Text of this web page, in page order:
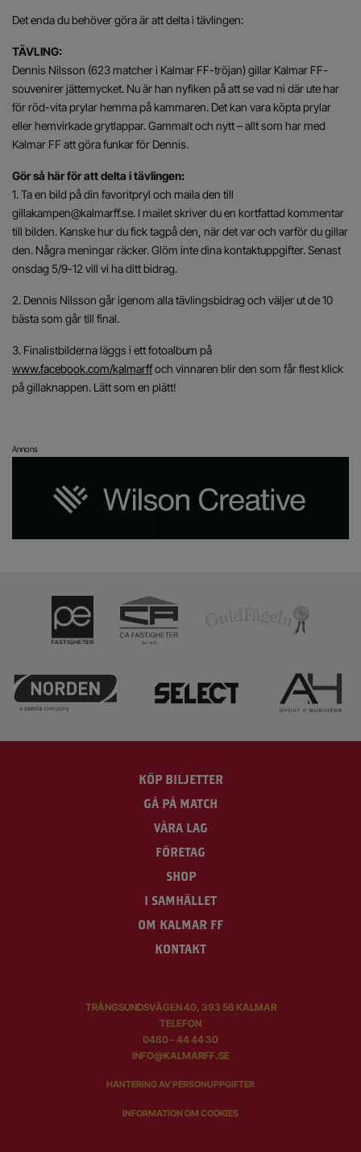
Det enda du behöver göra är att delta i tävlingen:
TÄVLING:
Dennis Nilsson (623 matcher i Kalmar FF-tröjan) gillar Kalmar FF-
souvenirer jättemycket. Nu är han nyfiken på att se vad ni där ute har
för röd-vita prylar hemma på kammaren. Det kan vara köpta prylar
eller hemvirkade grytlappar. Gammalt och nytt – allt som har med
Kalmar FF att göra funkar för Dennis.
Gör så här för att delta i tävlingen:
1. Ta en bild på din favoritpryl och maila den till
gillakampen@kalmarff.se. I mailet skriver du en kortfattad kommentar
till bilden. Kanske hur du fick tagpå den, när det var och varför du gillar
den. Några meningar räcker. Glöm inte dina kontaktuppgifter. Senast
onsdag 5/9-12 vill vi ha ditt bidrag.
2. Dennis Nilsson går igenom alla tävlingsbidrag och väljer ut de 10
bästa som går till final.
3. Finalistbilderna läggs i ett fotoalbum på
www.facebook.com/kalmarffoch vinnaren blir den som får flest klick
på gillaknappen. Lätt som en plätt!
Annons
KÖP BILJETTER
GÅ PÅ MATCH
VÅRA LAG
FÖRETAG
SHOP
I SAMHÄLLET
OM KALMAR FF
KONTAKT
TRÅNGSUNDSVÄGEN 40, 393 56 KALMAR
TELEFON
0480 – 44 44 30
INFO@KALMARFF.SE
HANTERING AV PERSONUPPGIFTER
INFORMATION OM COOKIES